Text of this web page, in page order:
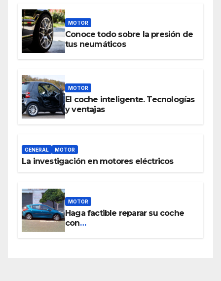
MOTOR
Conoce todo sobre la presión de
tus neumáticos
MOTOR
El coche inteligente. Tecnologías
y ventajas
GENERAL MOTOR
La investigación en motores eléctricos
MOTOR
Haga factible reparar su coche
con